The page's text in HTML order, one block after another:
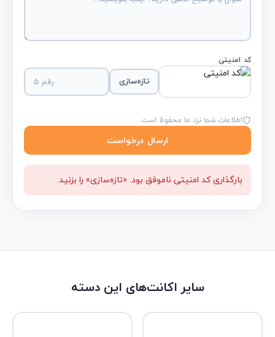
کد امنیتی
تازه‌سازی
اطلاعات شما نزد ما محفوظ است
ارسال درخواست
بارگذاری کد امنیتی ناموفق بود. «تازه‌سازی» را بزنید.
سایر اکانت‌های این دسته